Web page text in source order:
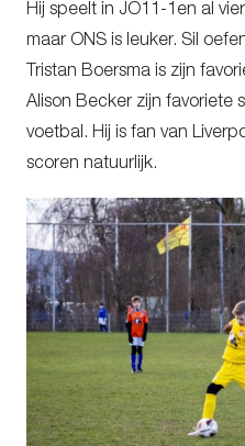
Hij speelt in JO11-1en al
maar ONS is leuker. Sil
Tristan Boersma is zijn
Alison Becker zijn favoriete
voetbal. Hij is fan van
scoren natuurlijk.